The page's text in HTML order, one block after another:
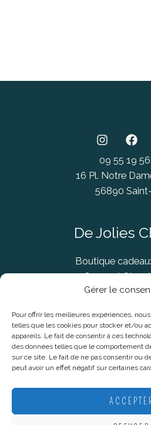
Gérer le
Pour offrir les meilleures expériences,
telles que les cookies pour stocker et/ou
appareils. Le fait de consentir à ces
des données telles que le comportement
sur ce site. Le fait de ne pas consentir ou
peut avoir un effet négatif sur certaines
09 55 19
16 Pl. Notre
56890
De Jolies
Boutique
Concept Store
CGV
Politique De
Plan du